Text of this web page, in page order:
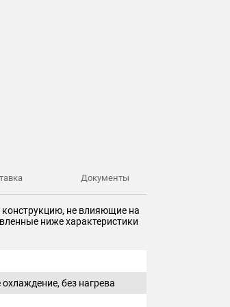
Документы
конструкцию, не влияющие на
ниже характеристики
без нагрева